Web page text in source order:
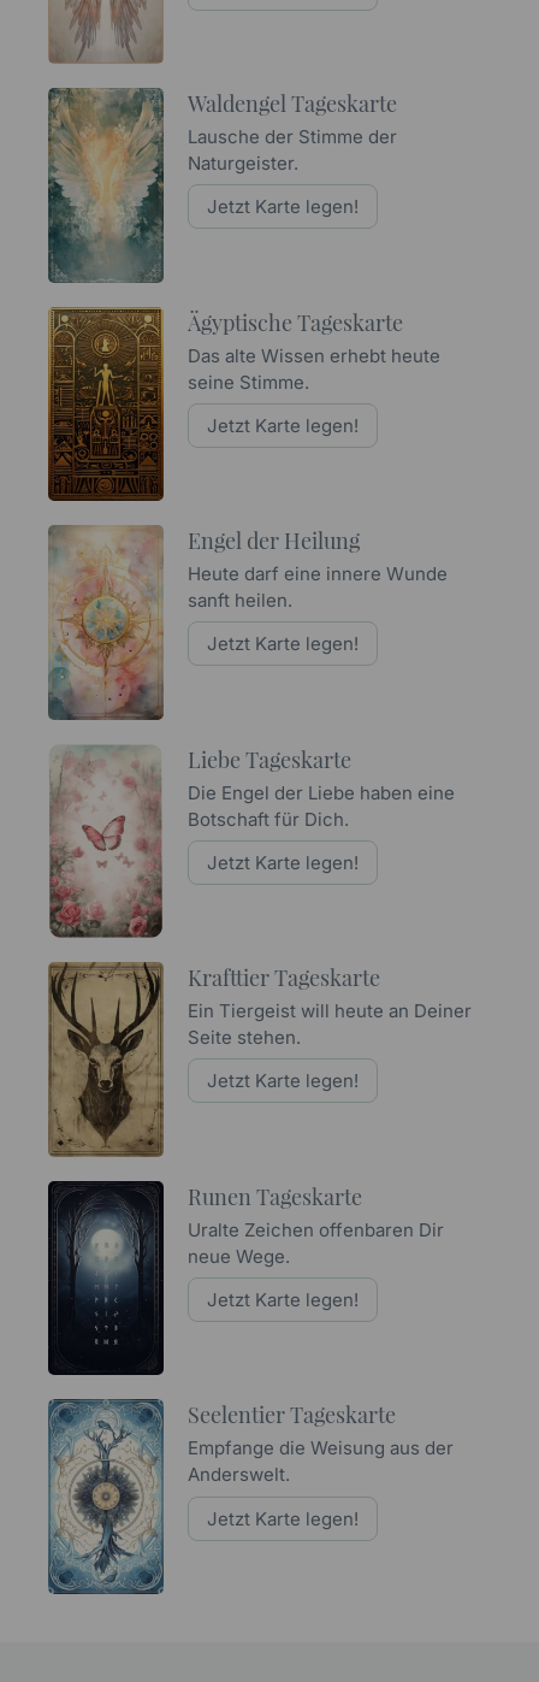
Waldengel Tageskarte
Lausche der Stimme der
Naturgeister.
Jetzt Karte legen!
Ägyptische Tageskarte
Das alte Wissen erhebt heute
seine Stimme.
Jetzt Karte legen!
Engel der Heilung
Heute darf eine innere Wunde
sanft heilen.
Jetzt Karte legen!
Liebe Tageskarte
Die Engel der Liebe haben eine
Botschaft für Dich.
Jetzt Karte legen!
Krafttier Tageskarte
Ein Tiergeist will heute an Deiner
Seite stehen.
Jetzt Karte legen!
Runen Tageskarte
Uralte Zeichen offenbaren Dir
neue Wege.
Jetzt Karte legen!
Seelentier Tageskarte
Empfange die Weisung aus der
Anderswelt.
Jetzt Karte legen!